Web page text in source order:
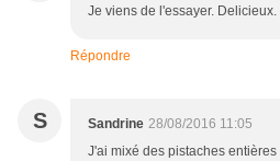
Je viens de l'essayer. Delicieux.
Répondre
S Sandrine 28/08/2016 11:05
J'ai mixé des pistaches